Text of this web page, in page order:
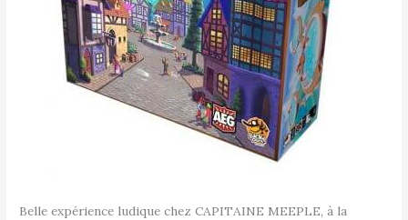
Belle expérience ludique chez CAPITAINE MEEPLE, à la